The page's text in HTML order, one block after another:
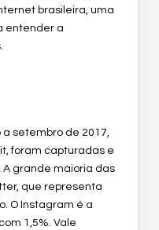
brasileira, uma
entender a
a setembro de 2017,
foram capturadas e
A grande maioria das
que representa
O Instagram é a
1,5%. Vale